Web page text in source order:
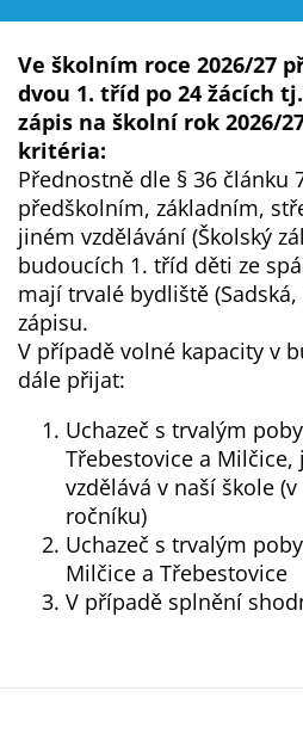
Ve školním roce 2026/27
dvou 1. tříd po 24 žácích
zápis na školní rok 2026/
kritéria:
Přednostně dle § 36 článku
předškolním, základním,
jiném vzdělávání (Školský
budoucích 1. tříd děti ze
mají trvalé bydliště
zápisu.
V případě volné kapacity v
dále přijat:
Uchazeč s trvalým
Třebestovice a Milčice,
vzdělává v naší škole
ročníku)
Uchazeč s trvalým
Milčice a Třebestovice
V případě splnění